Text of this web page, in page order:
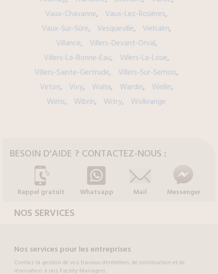
Vaux-Chavanne
Vaux-Lez-Rosières
Vaux-Sur-Sûre
Vesqueville
Vielsalm
Villance
Villers-Devant-Orval
Villers-La-Bonne-Eau
Villers-La-Loue
Villers-Sainte-Gertrude
Villers-Sur-Semois
Virton
Vivy Waha Wardin
Wellin
Wéris
Wibrin Witry Wolkrange
BESOIN D'AIDE ? CONTACTEZ-NOUS :
Rappel gratuit Whatsapp Mail Messenger
NOS SERVICES
Nos services pour les entreprises
Confiez la gestion de vos travaux d’entretien, de construction et de
rénovation à nos Facility Managers.